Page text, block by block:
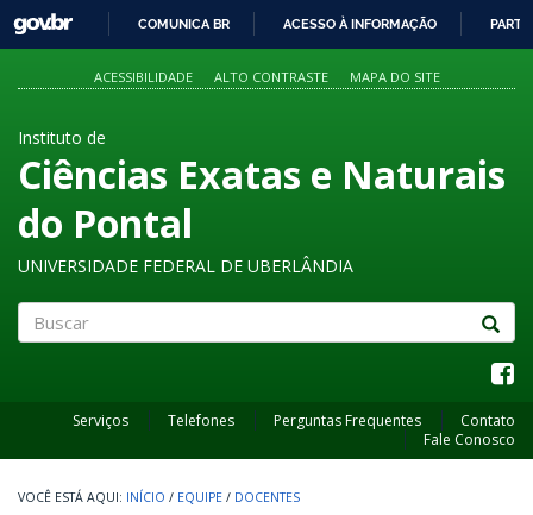
PARA
O
GOVBR
COMUNICA BR ACESSO À INFORMAÇÃO
ACESSIBILIDADE ALTO CONTRASTE MAPA DO SITE
Instituto de
Ciências Exatas e Naturais
do Pontal
UNIVERSIDADE FEDERAL DE UBERLÂNDIA
Serviços Telefones Perguntas Frequentes
Contato
Fale Conosco
INÍCIO / EQUIPE / DOCENTES